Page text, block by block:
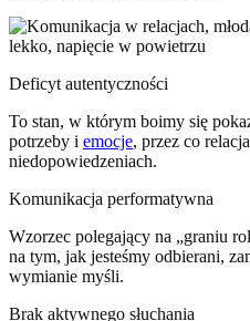
Deficyt autentyczności
To stan, w którym boimy się
potrzeby i emocje, przez co
niedopowiedzeniach.
Komunikacja performatywna
Wzorzec polegający na „graniu
na tym, jak jesteśmy odbierani,
wymianie myśli.
Brak aktywnego słuchania